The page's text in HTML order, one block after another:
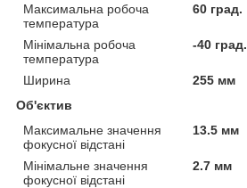
Максимальна робоча
температура
60 град.
Мінімальна робоча
температура
-40 град.
Ширина
255 мм
Об'єктив
Максимальне значення
фокусної відстані
13.5 мм
Мінімальне значення
фокусної відстані
2.7 мм